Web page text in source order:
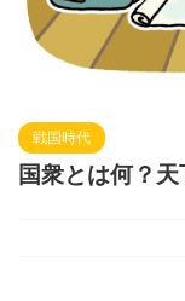
戦国時代
国衆とは何？